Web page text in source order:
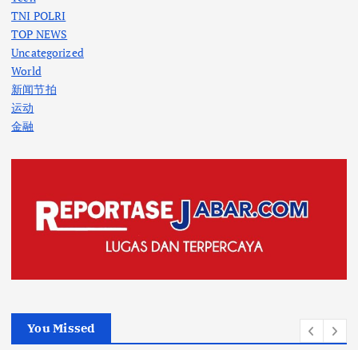
TNI POLRI
TOP NEWS
Uncategorized
World
新闻节拍
运动
金融
You Missed